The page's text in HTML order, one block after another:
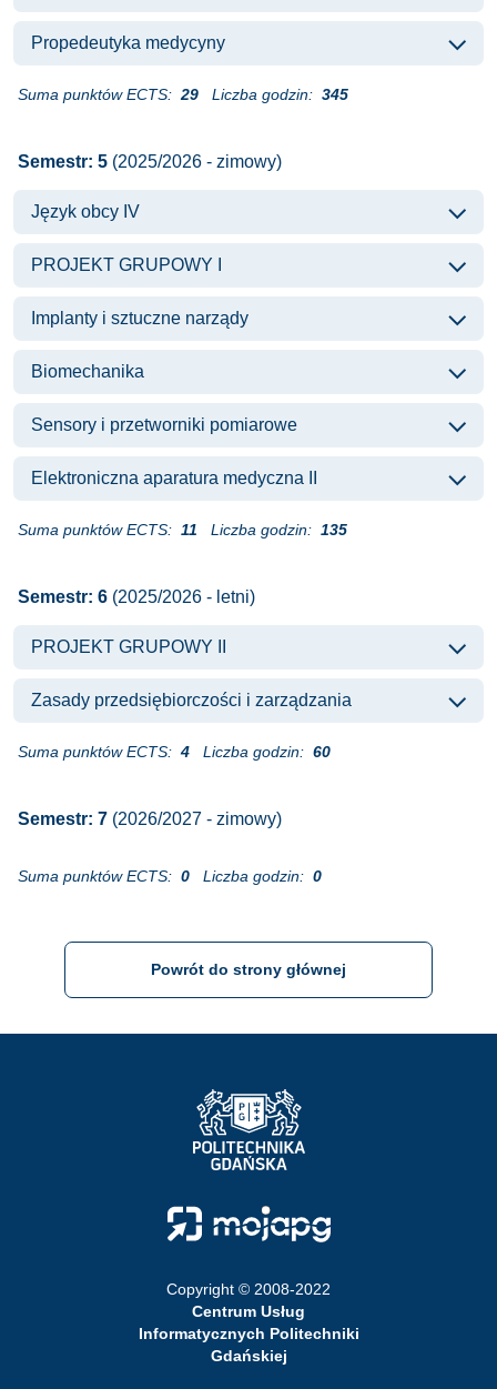
Propedeutyka medycyny
Suma punktów ECTS: 29 Liczba godzin: 345
Semestr: 5 (2025/2026 - zimowy)
Język obcy IV
PROJEKT GRUPOWY I
Implanty i sztuczne narządy
Biomechanika
Sensory i przetworniki pomiarowe
Elektroniczna aparatura medyczna II
Suma punktów ECTS: 11 Liczba godzin: 135
Semestr: 6 (2025/2026 - letni)
PROJEKT GRUPOWY II
Zasady przedsiębiorczości i zarządzania
Suma punktów ECTS: 4 Liczba godzin: 60
Semestr: 7 (2026/2027 - zimowy)
Suma punktów ECTS: 0 Liczba godzin: 0
Powrót do strony głównej
Strona Główna - Politechnika Gdańska
Strona Główna - Moja PG
Copyright © 2008-2022
Centrum Usług
Informatycznych Politechniki
Gdańskiej